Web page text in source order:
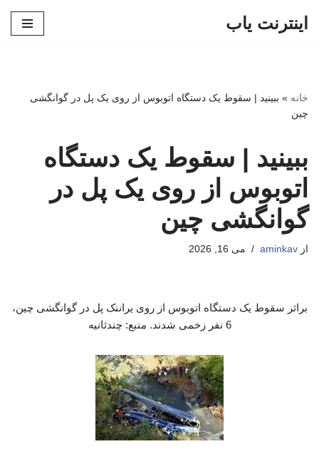
اینترنت یاب
خانه » ببینید | سقوط یک دستگاه اتوبوس از روی یک پل در گوانگشی
چین
ببینید | سقوط یک دستگاه
اتوبوس از روی یک پل در
گوانگشی چین
از aminkav می 16, 2026
براثر سقوط یک دستگاه اتوبوس از روی یراننک پل در گوانگشی چین،
6 نفر زخمی شدند. منبع: چندثانیه